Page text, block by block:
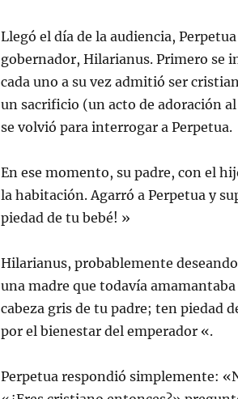
Llegó el día de la audiencia,
gobernador, Hilarianus. Primero se
cada uno a su vez admitió ser
un sacrificio (un acto de adoración
se volvió para interrogar a Perpetua.
En ese momento, su padre, con el
la habitación. Agarró a Perpetua y
piedad de tu bebé! »
Hilarianus, probablemente
una madre que todavía
cabeza gris de tu padre; ten piedad
por el bienestar del emperador «.
Perpetua respondió simplemente: